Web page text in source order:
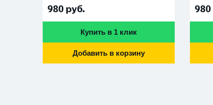
980 руб.
Купить в 1 клик
Добавить в корзину
980